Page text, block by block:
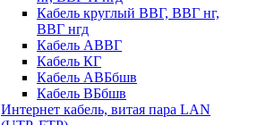
Кабель круглый ВВГ, ВВГ нг,
ВВГ нгд
Кабель АВВГ
Кабель КГ
Кабель АВБбшв
Кабель ВБбшв
Интернет кабель, витая пара LAN